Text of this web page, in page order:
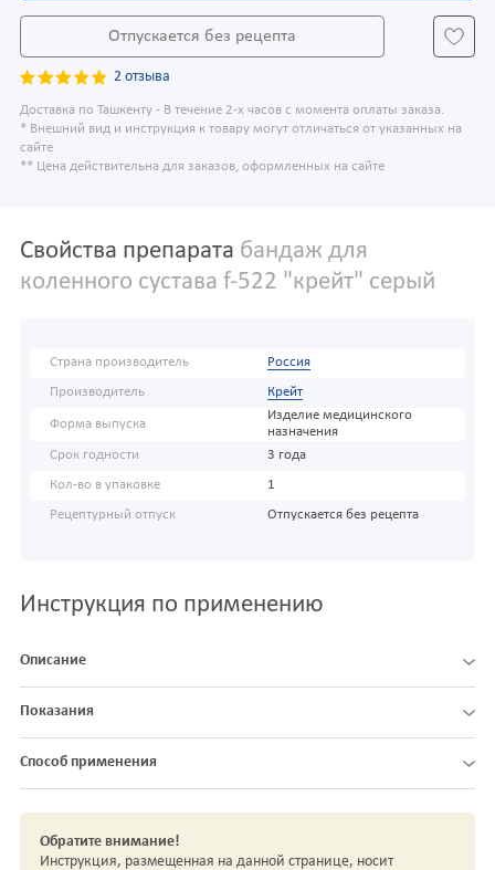
Отпускается без рецепта
2 отзыва
Доставка по Ташкенту - В течение 2-х часов с момента оплаты заказа.
* Внешний вид и инструкция к товару могут отличаться от указанных на
сайте
** Цена действительна для заказов, оформленных на сайте
Свойства препарата бандаж для
коленного сустава f-522 "крейт" серый
Страна производитель Россия
Производитель Крейт
Форма выпуска
Изделие медицинского
назначения
Срок годности
3 года
Кол-во в упаковке 1
Рецептурный отпуск Отпускается без рецепта
Инструкция по применению
Описание
Показания
Способ применения
Обратите внимание!
Инструкция, размещенная на данной странице, носит